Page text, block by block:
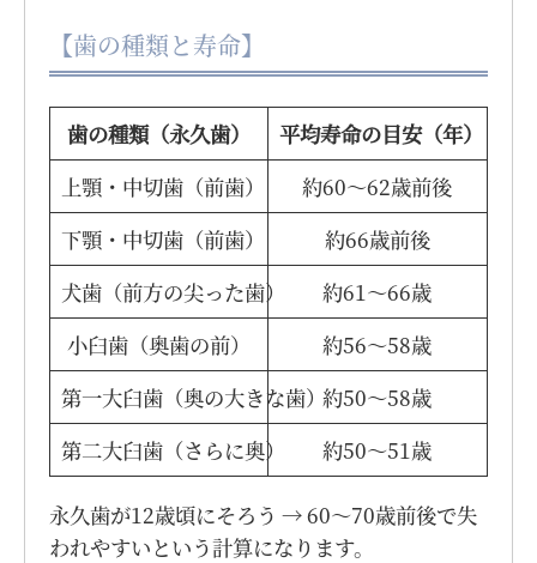
【歯の種類と寿命】
歯の種類（永久歯）
平均寿命の目安（年）
上顎・中切歯（前歯）
約60〜62歳前後
下顎・中切歯（前歯）
約66歳前後
犬歯（前方の尖った歯）
約61〜66歳
小臼歯（奥歯の前）
約56〜58歳
第一大臼歯（奥の大きな歯）約50〜58歳
第二大臼歯（さらに奥）
約50〜51歳
永久歯が12歳頃にそろう → 60〜70歳前後で失
われやすいという計算になります。